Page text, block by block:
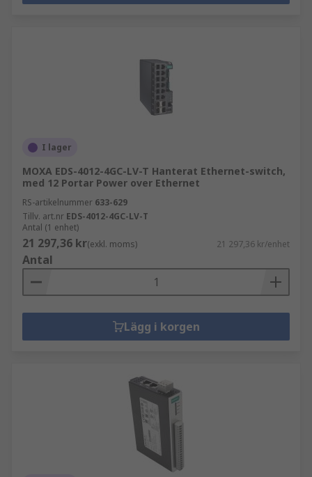
I lager
MOXA EDS-4012-4GC-LV-T Hanterat Ethernet-switch,
med 12 Portar Power over Ethernet
RS-artikelnummer 633-629
Tillv. art.nr EDS-4012-4GC-LV-T
Antal (1 enhet)
21 297,36 kr(exkl. moms) 21 297,36 kr/enhet
Antal
Lägg i korgen